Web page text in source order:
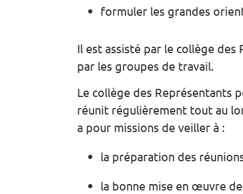
formuler les grandes
Il est assisté par le collège
par les groupes de travail.
Le collège des Représentants
réunit régulièrement tout au
a pour missions de veiller à :
la préparation des
la bonne mise en œuvre